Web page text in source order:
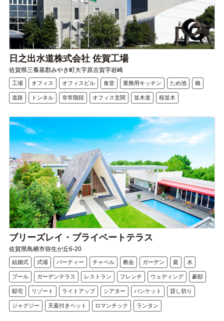
日之出水道株式会社 佐賀工場
佐賀県三養基郡みやき町大字原古賀字岩崎
工場 オフィス オフィスビル 食堂 業務用キッチン ため池 橋
道路 トンネル 非常階段 オフィス玄関 並木道 桜並木
ブリーズレイ・プライベートテラス
佐賀県鳥栖市弥生が丘6-20
結婚式 式場 パーティー チャペル 教会 ガーデン 庭 水
プール ガーデンテラス レストラン フレンチ ウェディング 豪邸
邸宅 リゾート ライトアップ シアター バンケット 貸し切り
ジャグジー 天蓋付きベット ロマンチック ランタン